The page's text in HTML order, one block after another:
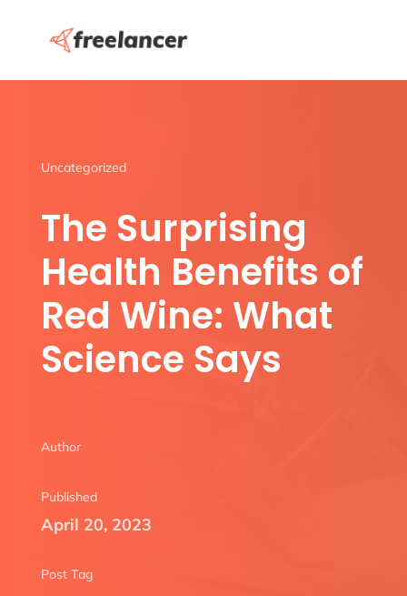
Uncategorized
The Surprising
Health Benefits of
Red Wine: What
Science Says
Author
Published
April 20, 2023
Post Tag